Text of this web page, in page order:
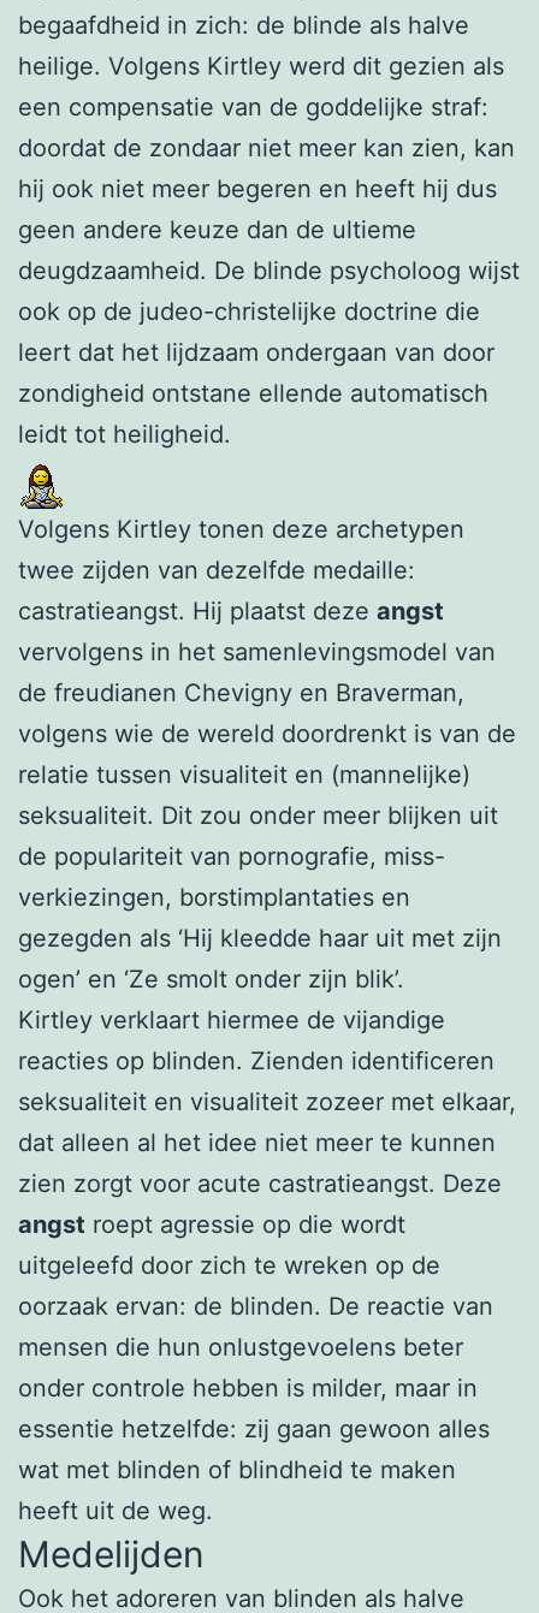
begaafdheid in zich: de blinde als halve
heilige. Volgens Kirtley werd dit gezien als
een compensatie van de goddelijke straf:
doordat de zondaar niet meer kan zien, kan
hij ook niet meer begeren en heeft hij dus
geen andere keuze dan de ultieme
deugdzaamheid. De blinde psycholoog wijst
ook op de judeo-christelijke doctrine die
leert dat het lijdzaam ondergaan van door
zondigheid ontstane ellende automatisch
leidt tot heiligheid.
Volgens Kirtley tonen deze archetypen
twee zijden van dezelfde medaille:
castratieangst. Hij plaatst deze angst
vervolgens in het samenlevingsmodel van
de freudianen Chevigny en Braverman,
volgens wie de wereld doordrenkt is van de
relatie tussen visualiteit en (mannelijke)
seksualiteit. Dit zou onder meer blijken uit
de populariteit van pornografie, miss-
verkiezingen, borstimplantaties en
gezegden als ‘Hij kleedde haar uit met zijn
ogen’ en ‘Ze smolt onder zijn blik’.
Kirtley verklaart hiermee de vijandige
reacties op blinden. Zienden identificeren
seksualiteit en visualiteit zozeer met elkaar,
dat alleen al het idee niet meer te kunnen
zien zorgt voor acute castratieangst. Deze
angst roept agressie op die wordt
uitgeleefd door zich te wreken op de
oorzaak ervan: de blinden. De reactie van
mensen die hun onlustgevoelens beter
onder controle hebben is milder, maar in
essentie hetzelfde: zij gaan gewoon alles
wat met blinden of blindheid te maken
heeft uit de weg.
Medelijden
Ook het adoreren van blinden als halve